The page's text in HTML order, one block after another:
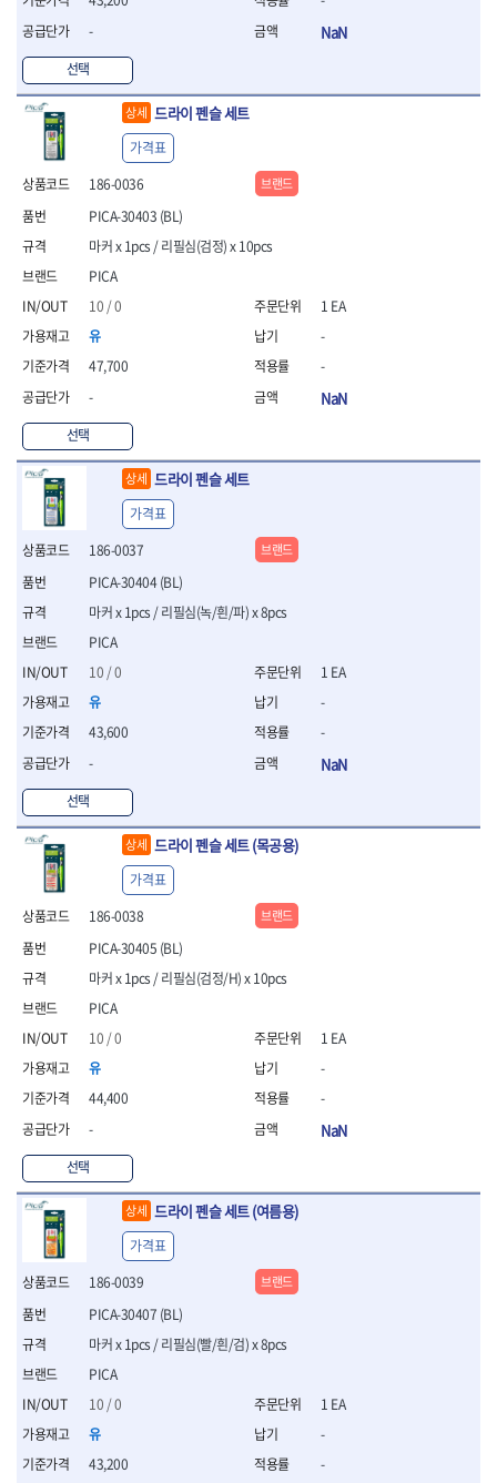
- 방폭드라이버
- 방폭펀치
- 절연포지비트소켓
철공공구
- 볼트커터
- 핸드볼트커터
- 항공가위
- 클램프
- 빠루망치
- 볼핀망치
- 함마망치
- 도끼
- 판금망치
- 나일론무반동망치
- 플라스틱망치
- 고무망치
- 핀펀치
- 센타펀치
- 펀치
- 펀치세트
- 톱대
- 빠루
- 철공끌
원예.사무용품
- 커터칼
- 전정톱
- 접톱
- 다목적가위
- 안전커터칼
- 휠메저
- 조줄
- 철공용줄
- 목공용줄
- 조줄세트
- 판금줄홀더
- 줄
공구함.공구집
- 공구함
- 플라스틱이동공구함
- 기타공구
- 공구가방
기타 작업공구
- 케이스
- 수리키트
- 고정링/링
-
선택
NaN
상세 드라이 펜슬 세트
186-0036
PICA
10 / 0
유
47,700
-
선택
PICA-30403 (BL)
마커 x 1pcs / 리필심(검정) x 10pcs
가격표
1 EA
-
-
NaN
브랜드
상세 드라이 펜슬 세트
186-0037
PICA
10 / 0
유
43,600
-
선택
PICA-30404 (BL)
마커 x 1pcs / 리필심(녹/흰/파) x 8pcs
가격표
1 EA
-
-
NaN
브랜드
상세 드라이 펜슬 세트 (목공용)
186-0038
PICA
10 / 0
유
44,400
-
선택
PICA-30405 (BL)
마커 x 1pcs / 리필심(검정/H) x 10pcs
가격표
1 EA
-
-
NaN
브랜드
상세 드라이 펜슬 세트 (여름용)
186-0039
PICA
10 / 0
유
43,200
PICA-30407 (BL)
마커 x 1pcs / 리필심(빨/흰/검) x 8pcs
가격표
1 EA
-
-
브랜드